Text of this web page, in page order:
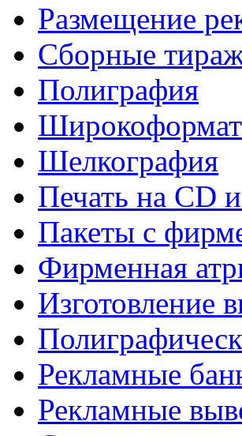
Размещение
Сборные
Полиграфия
Шелкография
Печать на СD
Пакеты с
Фирменная
Изготовление
Рекламные
Рекламные